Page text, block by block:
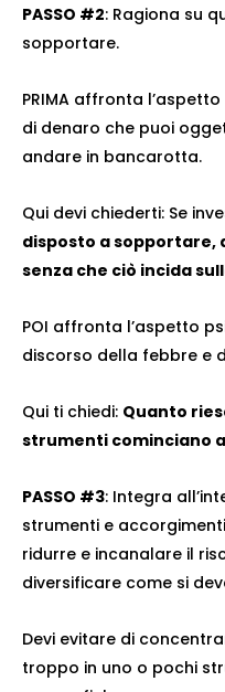
PASSO #2: Ragiona su
sopportare.
PRIMA affronta
di denaro che puoi
andare in bancarotta.
Qui devi chiederti: Se
disposto a
senza che ciò incida
POI affronta l’aspetto
discorso della febbre e
Qui ti chiedi: Quanto
strumenti cominciano
PASSO #3: Integra
strumenti e
ridurre e incanalare il
diversificare come si
Devi evitare di
troppo in uno o pochi